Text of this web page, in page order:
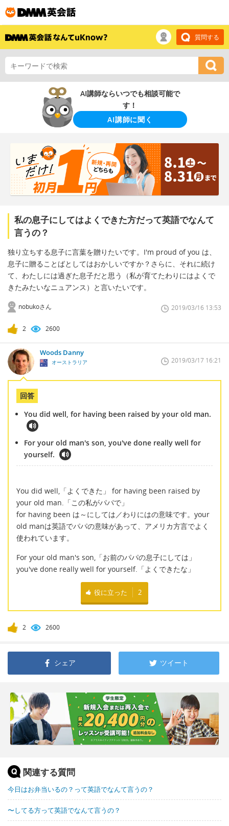
質問する
AI講師ならいつでも相談可能で
す！
AI講師に聞く
私の息子にしてはよくできた方だって英語でなんて
言うの？
独り立ちする息子に言葉を贈りたいです。I'm proud of you は、
息子に贈ることばとしてはおかしいですか？さらに、それに続け
て、わたしには過ぎた息子だと思う（私が育てたわりにはよくで
きたみたいなニュアンス）と言いたいです。
nobukoさん 2019/03/16 13:53
2 2600
Woods Danny
オーストラリア 2019/03/17 16:21
回答
You did well, for having been raised by your old man.
For your old man's son, you've done really well for
yourself.
You did well,「よくできた」 for having been raised by
your old man.「この私がパパで」
for having been は～にしては／わりにはの意味です。your
old manは英語でパパの意味があって、アメリカ方言でよく
使われています。
For your old man's son,「お前のパパの息子にしては」
you've done really well for yourself.「よくできたな」
役に立った 2
2 2600
シェア ツイート
関連する質問
今日はお弁当いるの？って英語でなんて言うの？
〜してる方って英語でなんて言うの？